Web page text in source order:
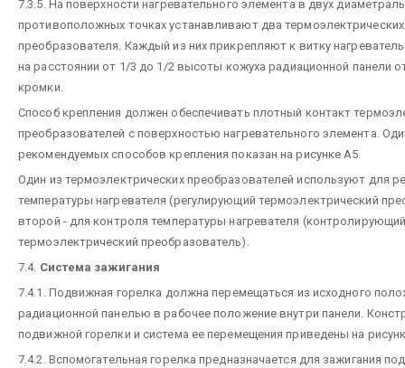
7.3.5. На поверхности нагревательного элемента в двух
противоположных точках устанавливают два термоэлектрических
преобразователя. Каждый из них прикрепляют к витку
на расстоянии от 1/3 до 1/2 высоты кожуха радиационной панели
кромки.
Способ крепления должен обеспечивать плотный контакт
преобразователей с поверхностью нагревательного элемента.
рекомендуемых способов крепления показан на рисунке А5.
Один из термоэлектрических преобразователей используют для
температуры нагревателя (регулирующий термоэлектрический
второй - для контроля температуры нагревателя
термоэлектрический преобразователь).
7.4. Система зажигания
7.4.1. Подвижная горелка должна перемещаться из исходного
радиационной панелью в рабочее положение внутри панели.
подвижной горелки и система ее перемещения приведены на
7.4.2. Вспомогательная горелка предназначается для зажигания